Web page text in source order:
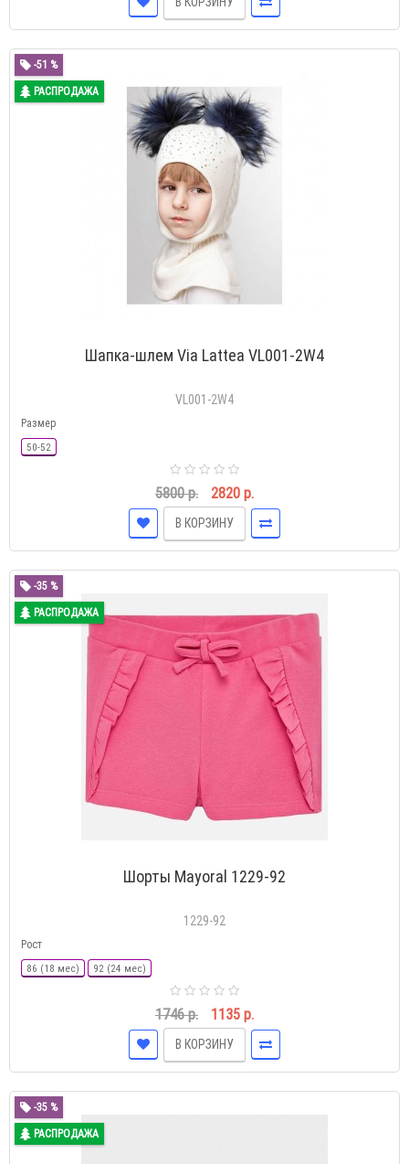
-51 %
РАСПРОДАЖА
Шапка-шлем Via Lattea VL001-2W4
VL001-2W4
Размер
50-52
5800 р. 2820 р.
В КОРЗИНУ
-35 %
РАСПРОДАЖА
Шорты Mayoral 1229-92
1229-92
Рост
86 (18 мес) 92 (24 мес)
1746 р. 1135 р.
В КОРЗИНУ
-35 %
РАСПРОДАЖА